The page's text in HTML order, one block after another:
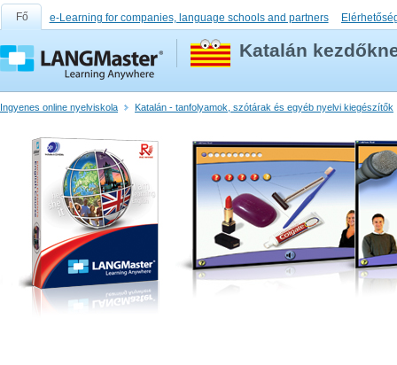
Fő e-Learning for companies, language schools and partners
Katalán
Ingyenes online nyelviskola Katalán - tanfolyamok, szótárak és egyéb nyelvi kiegészítők